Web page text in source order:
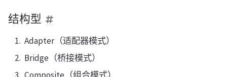
结构型
Adapter（适配器模式）
Bridge（桥接模式）